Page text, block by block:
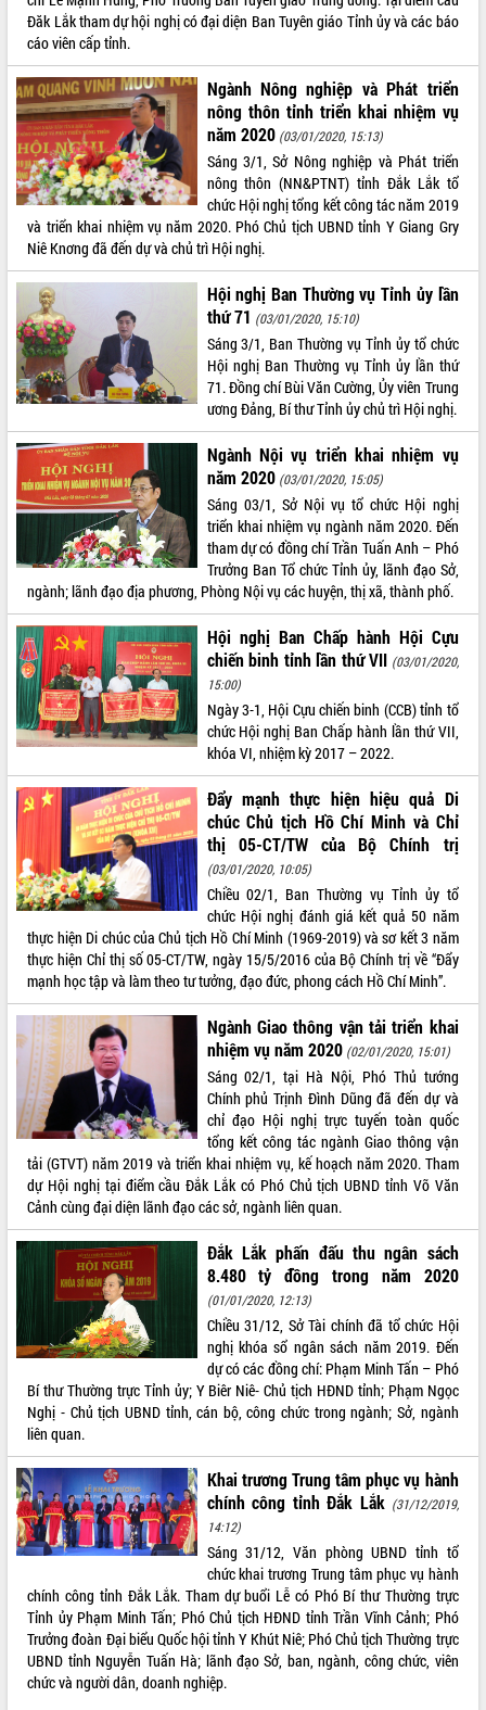
UBND tỉnh họp báo định kỳ tháng 4
năm 2026
Hội thảo khoa học “Giải pháp thúc đẩy
phát triển nền kinh tế xanh tại tỉnh
Đắk Lắk”
Tăng cường giám sát, đôn đốc thực
hiện nhiệm vụ quản lý tài sản công
hàng tuần
Tháo gỡ những vướng mắc, đẩy mạnh
công tác cải cách thủ tục hành chính
tại Trung tâm Phục vụ hành chính
công tỉnh
Đắk Lắk: Tôn vinh 46 giải pháp tại Hội
thi Sáng tạo Kỹ thuật 2024 - 2025
Đắk Lắk rà soát, điều chỉnh Đề án 190
về phát triển nuôi trồng thủy sản
Phó Chủ tịch UBND tỉnh Đắk Lắk
Dự án cao tốc Khánh Hòa - Buôn Ma
Thuột
Định vị cà phê Việt Nam như một “di
sản sống” trong dòng chảy toàn cầu
Xây dựng nông thôn mới: Nâng cao đời
sống người dân từ những mô hình thiết
thực
Quyết liệt tháo gỡ vướng mắc, đẩy
nhanh tiến độ các dự án trọng điểm
trong Khu kinh tế Nam Phú Yên
Hòn Yến phát triển du lịch gắn với bảo
tồn biển
Lấy ý kiến điều chỉnh Quy hoạch tỉnh
Đắk Lắk thời kỳ 2021-2030, tầm nhìn
đến năm 2050
Phát động chiến dịch 30 ngày đêm
giải phóng mặt bằng Tuyến đường bộ
Đắk Lắk nỗ lực thúc đẩy tăng trưởng
kinh tế từ 10% trở lên trong Quý
II/2026
Đắk Lắk ký kết thỏa thuận hợp tác về
chuyển đổi số giai đoạn 2026 – 2030
với Tập đoàn Bưu chính Viễn thông
Việt Nam
Thứ trưởng Bộ Y tế làm việc với tỉnh
Đắk Lắk về phát triển nhân lực y tế
cho trạm y tế cấp xã
Du lịch Đắk Lắk nâng tầm trải nghiệm
du khách thông qua Hệ thống cơ sở dữ
Tập huấn ứng dụng trí tuệ nhân tạo (AI)
trong thương mại điện tử năm 2026
Đoàn đại biểu Quốc hội tỉnh Đắk Lắk
trao đổi thông tin trước Kỳ họp thứ
nhất, Quốc hội khóa XVI
Quyết liệt cải cách hành chính, khơi
thông nguồn lực phát triển
Nâng cao hiệu lực, hiệu quả HĐND
tỉnh thông qua hiện đại hóa hành chính
Xã Ea Phê gắn cải cách hành chính với
chuyển đổi số
Phó Chủ tịch Thường trực UBND tỉnh
Hồ Thị Nguyên Thảo làm việc tại Trung
tâm Phục vụ hành chính công xã Ea
Phê
Xây dựng nền hành chính số đồng
hành cùng nông dân dân, doanh nghiệp
Giai đoạn 2026-2030, Đắk Lắk phấn
đấu có 77% xã đạt chuẩn nông thôn
mới
Chuyển đổi số 'mở đường' cho nông
nghiệp Đắk Lắk tăng trưởng bứt phá
Đăk Lắk tham dự hội nghị có đại diện Ban Tuyên giáo Tỉnh ủy và các báo
cáo viên cấp tỉnh.
Ngành Nông nghiệp và Phát triển
nông thôn tỉnh triển khai nhiệm vụ
năm 2020 (03/01/2020, 15:13)
Sáng 3/1, Sở Nông nghiệp và Phát triển
nông thôn (NN&PTNT) tỉnh Đắk Lắk tổ
chức Hội nghị tổng kết công tác năm 2019
và triển khai nhiệm vụ năm 2020. Phó Chủ tịch UBND tỉnh Y Giang Gry
Niê Knơng đã đến dự và chủ trì Hội nghị.
Hội nghị Ban Thường vụ Tỉnh ủy lần
thứ 71 (03/01/2020, 15:10)
Sáng 3/1, Ban Thường vụ Tỉnh ủy tổ chức
Hội nghị Ban Thường vụ Tỉnh ủy lần thứ
71. Đồng chí Bùi Văn Cường, Ủy viên Trung
ương Đảng, Bí thư Tỉnh ủy chủ trì Hội nghị.
Ngành Nội vụ triển khai nhiệm vụ
năm 2020 (03/01/2020, 15:05)
Sáng 03/1, Sở Nội vụ tổ chức Hội nghị
triển khai nhiệm vụ ngành năm 2020. Đến
tham dự có đồng chí Trần Tuấn Anh – Phó
Trưởng Ban Tổ chức Tỉnh ủy, lãnh đạo Sở,
ngành; lãnh đạo địa phương, Phòng Nội vụ các huyện, thị xã, thành phố.
Hội nghị Ban Chấp hành Hội Cựu
chiến binh tỉnh lần thứ VII (03/01/2020,
15:00)
Ngày 3-1, Hội Cựu chiến binh (CCB) tỉnh tổ
chức Hội nghị Ban Chấp hành lần thứ VII,
khóa VI, nhiệm kỳ 2017 – 2022.
Đẩy mạnh thực hiện hiệu quả Di
chúc Chủ tịch Hồ Chí Minh và Chỉ
thị 05-CT/TW của Bộ Chính trị
(03/01/2020, 10:05)
Chiều 02/1, Ban Thường vụ Tỉnh ủy tổ
chức Hội nghị đánh giá kết quả 50 năm
thực hiện Di chúc của Chủ tịch Hồ Chí Minh (1969-2019) và sơ kết 3 năm
thực hiện Chỉ thị số 05-CT/TW, ngày 15/5/2016 của Bộ Chính trị về “Đẩy
mạnh học tập và làm theo tư tưởng, đạo đức, phong cách Hồ Chí Minh”.
Ngành Giao thông vận tải triển khai
nhiệm vụ năm 2020 (02/01/2020, 15:01)
Sáng 02/1, tại Hà Nội, Phó Thủ tướng
Chính phủ Trịnh Đình Dũng đã đến dự và
chỉ đạo Hội nghị trực tuyến toàn quốc
tổng kết công tác ngành Giao thông vận
tải (GTVT) năm 2019 và triển khai nhiệm vụ, kế hoạch năm 2020. Tham
dự Hội nghị tại điểm cầu Đắk Lắk có Phó Chủ tịch UBND tỉnh Võ Văn
Cảnh cùng đại diện lãnh đạo các sở, ngành liên quan.
Đắk Lắk phấn đấu thu ngân sách
8.480 tỷ đồng trong năm 2020
(01/01/2020, 12:13)
Chiều 31/12, Sở Tài chính đã tổ chức Hội
nghị khóa sổ ngân sách năm 2019. Đến
dự có các đồng chí: Phạm Minh Tấn – Phó
Bí thư Thường trực Tỉnh ủy; Y Biêr Niê- Chủ tịch HĐND tỉnh; Phạm Ngọc
Nghị - Chủ tịch UBND tỉnh, cán bộ, công chức trong ngành; Sở, ngành
liên quan.
Khai trương Trung tâm phục vụ hành
chính công tỉnh Đắk Lắk (31/12/2019,
14:12)
Sáng 31/12, Văn phòng UBND tỉnh tổ
chức khai trương Trung tâm phục vụ hành
chính công tỉnh Đắk Lắk. Tham dự buổi Lễ có Phó Bí thư Thường trực
Tỉnh ủy Phạm Minh Tấn; Phó Chủ tịch HĐND tỉnh Trần Vĩnh Cảnh; Phó
Trưởng đoàn Đại biểu Quốc hội tỉnh Y Khút Niê; Phó Chủ tịch Thường trực
UBND tỉnh Nguyễn Tuấn Hà; lãnh đạo Sở, ban, ngành, công chức, viên
chức và người dân, doanh nghiệp.